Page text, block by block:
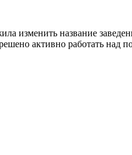
изменить название
активно работать над